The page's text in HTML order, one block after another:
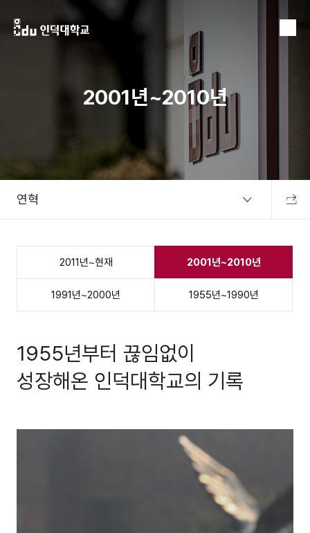
2001년~2010년
연혁 공유하
2011년~현재 2001년~2010년
1991년~2000년 1955년~1990년
1955년부터 끊임없이
성장해온 인덕대학교의 기록